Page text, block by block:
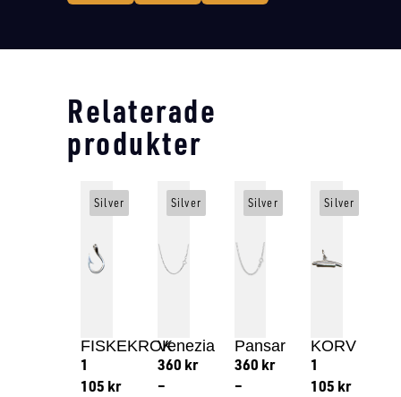
Relaterade
produkter
FISKEKROK
1
105 kr
Silver
Venezia
360 kr
–
Silver
Pansar
360 kr
–
Silver
KORV
1
105 kr
Silver